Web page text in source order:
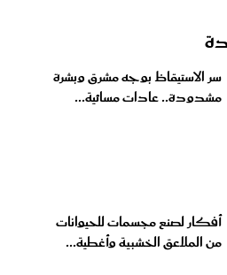
سر الاستيقاظ بوجه مشرق وبشرة
مشدودة.. عادات مسائية...
أفكار لصنع مجسمات للحيوانات
من الملاعق الخشبية وأغطية...